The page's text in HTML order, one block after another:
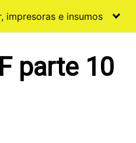
impresoras e insumos
parte 10